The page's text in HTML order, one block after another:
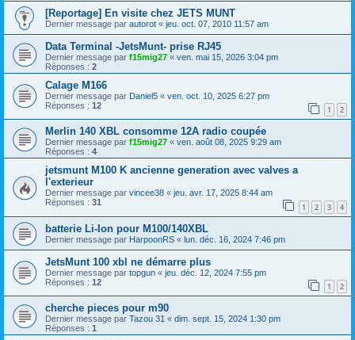
[Reportage] En visite chez JETS MUNT
Dernier message par autorot « jeu. oct. 07, 2010 11:57 am
Data Terminal -JetsMunt- prise RJ45
Dernier message par f15mig27 « ven. mai 15, 2026 3:04 pm
Réponses : 2
Calage M166
Dernier message par Daniel5 « ven. oct. 10, 2025 6:27 pm
Réponses : 12 1 2
Merlin 140 XBL consomme 12A radio coupée
Dernier message par f15mig27 « ven. août 08, 2025 9:29 am
Réponses : 4
jetsmunt M100 K ancienne generation avec valves a
l'exterieur
Dernier message par vincee38 « jeu. avr. 17, 2025 8:44 am
Réponses : 31 1 2 3 4
batterie Li-Ion pour M100/140XBL
Dernier message par HarpoonRS « lun. déc. 16, 2024 7:46 pm
JetsMunt 100 xbl ne démarre plus
Dernier message par topgun « jeu. déc. 12, 2024 7:55 pm
Réponses : 12 1 2
cherche pieces pour m90
Dernier message par Tazou 31 « dim. sept. 15, 2024 1:30 pm
Réponses : 1